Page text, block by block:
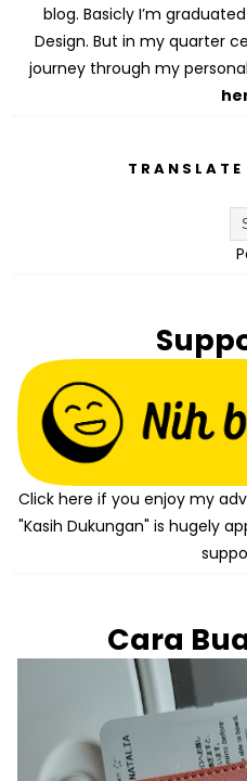
blog. Basicly I’m
Design. But in my quarter
journey through my
Click here if you enjoy my
"Kasih Dukungan" is hugely
Cara